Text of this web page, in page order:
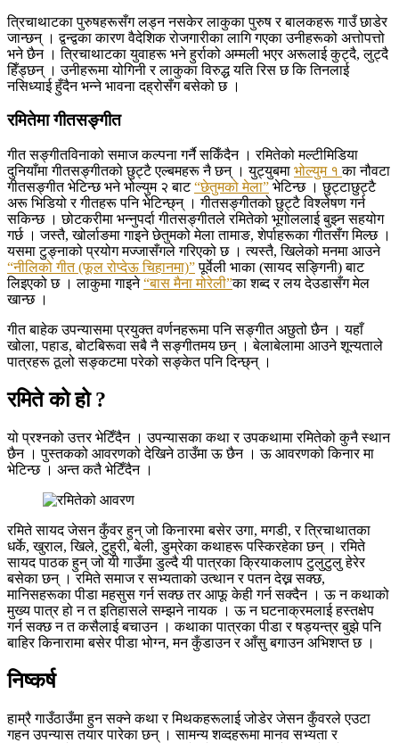
त्रिचाथाटका पुरुषहरूसँग लड्न नसकेर लाकुका पुरुष र बालकहरू गाउँ छाडेर
जान्छन् । द्वन्द्वका कारण वैदेशिक रोजगारीका लागि गएका उनीहरूको अत्तोपत्तो
भने छैन । त्रिचाथाटका युवाहरू भने हुर्राको अम्मली भएर अरूलाई कुट्दै, लुट्दै
हिँड्छन् । उनीहरूमा योगिनी र लाकुका विरुद्ध यति रिस छ कि तिनलाई
नसिध्याई हुँदैन भन्ने भावना दह्रोसँग बसेको छ ।
रमितेमा गीतसङ्गीत
गीत सङ्गीतविनाको समाज कल्पना गर्नै सकिँदैन । रमितेको मल्टीमिडिया
दुनियाँमा गीतसङ्गीतको छुट्टै एल्बमहरू नै छन् । युट्युबमा भोल्युम १का नौवटा
गीतसङ्गीत भेटिन्छ भने भोल्युम २ बाट“छेतुमको मेला” भेटिन्छ । छुट्टाछुट्टै
अरू भिडियो र गीतहरू पनि भेटिन्छ्न् । गीतसङ्गीतको छुट्टै विश्लेषण गर्न
सकिन्छ । छोटकरीमा भन्नुपर्दा गीतसङ्गीतले रमितेको भूगोललाई बुझ्न सहयोग
गर्छ । जस्तै, खोर्लाङमा गाइने छेतुमको मेला तामाङ, शेर्पाहरूका गीतसँग मिल्छ ।
यसमा टुङ्नाको प्रयोग मज्जासँगले गरिएको छ । त्यस्तै, खिलेको मनमा आउने
“नीलिको गीत (फूल रोप्देऊ चिहानमा)”पूर्वेली भाका (सायद सङ्गिनी) बाट
लिइएको छ । लाकुमा गाइने“बास मैना मोरेली”का शब्द र लय देउडासँग मेल
खान्छ ।
गीत बाहेक उपन्यासमा प्रयुक्त वर्णनहरूमा पनि सङ्गीत अछुतो छैन । यहाँ
खोला, पहाड, बोटबिरूवा सबै नै सङ्गीतमय छन् । बेलाबेलामा आउने शून्यताले
पात्रहरू ठूलो सङ्कटमा परेको सङ्केत पनि दिन्छ्न् ।
रमिते को हो ?
यो प्रश्नको उत्तर भेटिँदैन । उपन्यासका कथा र उपकथामा रमितेको कुनै स्थान
छैन । पुस्तकको आवरणको देखिने ठाउँमा ऊ छैन । ऊ आवरणको किनार मा
भेटिन्छ । अन्त कतै भेटिँदैन ।
रमिते सायद जेसन कुँवर हुन् जो किनारमा बसेर उगा, मगडी, र त्रिचाथातका
धर्के, खुराल, खिले, टुहुरी, बेली, डुम्रेका कथाहरू पस्किरहेका छन् । रमिते
सायद पाठक हुन् जो यी गाउँमा डुल्दै यी पात्रका क्रियाकलाप टुलुटुलु हेरेर
बसेका छन् । रमिते समाज र सभ्यताको उत्थान र पतन देख्न सक्छ,
मानिसहरूका पीडा महसुस गर्न सक्छ तर आफू केही गर्न सक्दैन । ऊ न कथाको
मुख्य पात्र हो न त इतिहासले सम्झने नायक । ऊ न घटनाक्रमलाई हस्तक्षेप
गर्न सक्छ न त कसैलाई बचाउन । कथाका पात्रका पीडा र षड्यन्त्र बुझे पनि
बाहिर किनारामा बसेर पीडा भोग्न, मन कुँडाउन र आँसु बगाउन अभिशप्त छ ।
निष्कर्ष
हाम्रै गाउँठाउँमा हुन सक्ने कथा र मिथकहरूलाई जोडेर जेसन कुँवरले एउटा
गहन उपन्यास तयार पारेका छन् । सामन्य शव्दहरूमा मानव सभ्यता र